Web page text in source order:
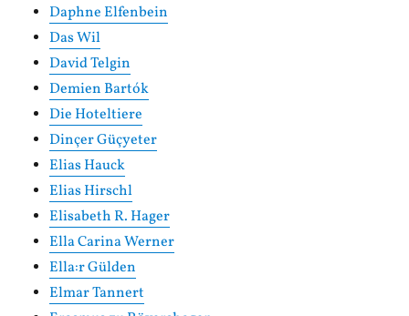
Daphne Elfenbein
Das Wil
David Telgin
Demien Bartók
Die Hoteltiere
Dinçer Güçyeter
Elias Hauck
Elias Hirschl
Elisabeth R. Hager
Ella Carina Werner
Ella:r Gülden
Elmar Tannert